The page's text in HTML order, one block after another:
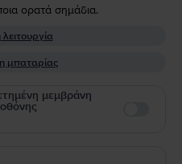
ορατά σημάδια.
μπαταρίας
μεμβράνη